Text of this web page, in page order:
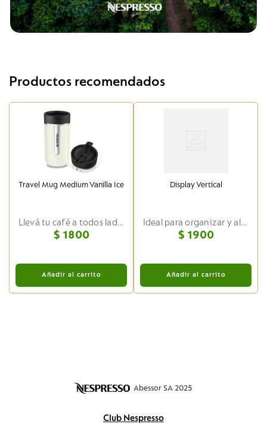
Productos recomendados
Travel Mug Medium Vanilla Ice
Llevá tu café a todos lados
$ 1800
Añadir al carrito
Display Vertical
Ideal para organizar y almacenar tus cápsulas Nespresso favoritas
$ 1900
Añadir al carrito
Abessor SA 2025
Club Nespresso